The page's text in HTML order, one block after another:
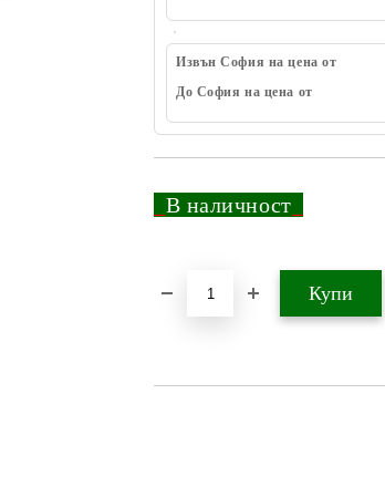
Извън София на цена от
До София на цена от
В наличност